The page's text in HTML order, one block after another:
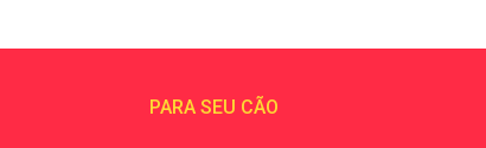
PARA SEU CÃO